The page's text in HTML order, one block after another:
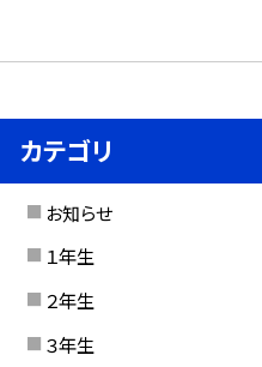
カテゴリ
お知らせ
１年生
２年生
３年生